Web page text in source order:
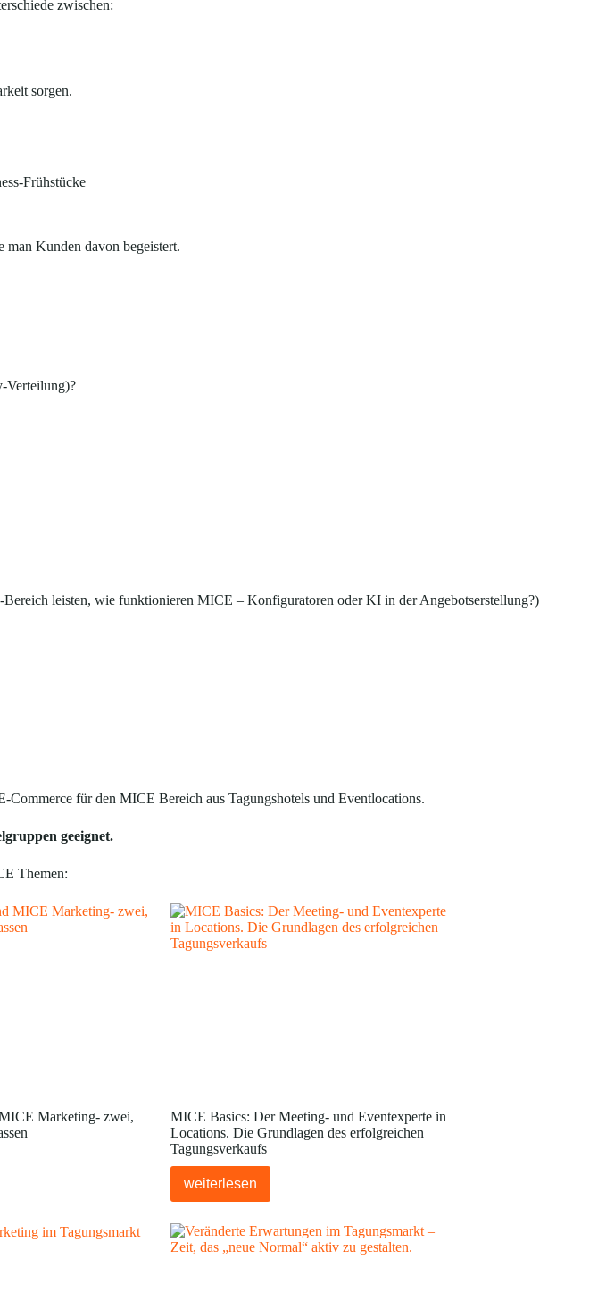
zwischen:
sorgen.
Frühstücke
man Kunden davon begeistert.
Verteilung)?
leisten, wie funktionieren MICE – Konfiguratoren oder KI in der Angebotserstellung?)
für den MICE Bereich aus Tagungshotels und Eventlocations.
geeignet.
Themen:
Marketing- zwei,
MICE Basics: Der Meeting- und Eventexperte in
Locations. Die Grundlagen des erfolgreichen
Tagungsverkaufs
weiterlesen